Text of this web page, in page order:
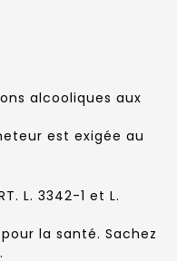
alcooliques aux
est exigée au
L. 3342-1 et L.
la santé. Sachez